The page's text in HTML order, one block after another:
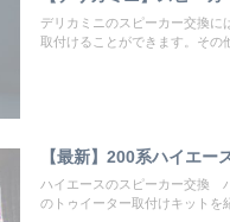
デリカミニのスピーカー交換に
取付けることができます。その
【最新】200系ハイエ
ハイエースのスピーカー交換
のトゥイーター取付けキットを